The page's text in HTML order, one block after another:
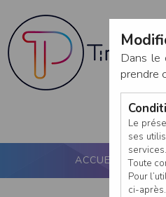
ACCUEIL PUCE
Dans le
prendre
Le
ses
services.
Toute
Pour
ci-après.